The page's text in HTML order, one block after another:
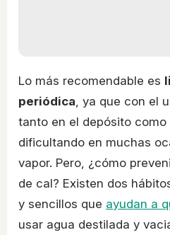
Lo más recomendable es
periódica , ya que con el
tanto en el depósito como
dificultando en muchas
vapor. Pero, ¿cómo
de cal? Existen dos
y sencillos que ayudan a
usar agua destilada y